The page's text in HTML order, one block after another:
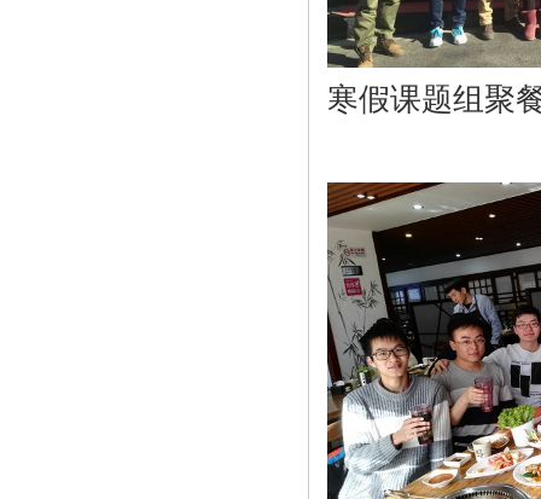
寒假课题组聚